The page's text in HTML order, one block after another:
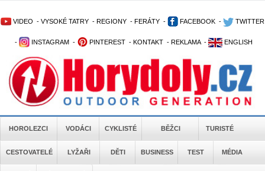
VIDEO - VYSOKÉ TATRY - REGIONY - FERÁTY - FACEBOOK - TWITTER
- INSTAGRAM - PINTEREST - KONTAKT - REKLAMA - ENGLISH
HOROLEZCI VODÁCI CYKLISTÉ BĚŽCI TURISTÉ
CESTOVATELÉ LYŽAŘI DĚTI BUSINESS TEST MÉDIA